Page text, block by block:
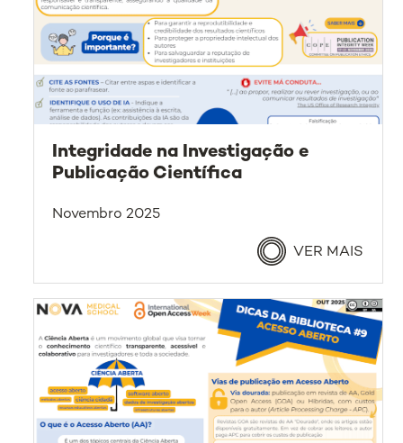
Integridade na Investigação e
Publicação Científica
Novembro 2025
VER MAIS